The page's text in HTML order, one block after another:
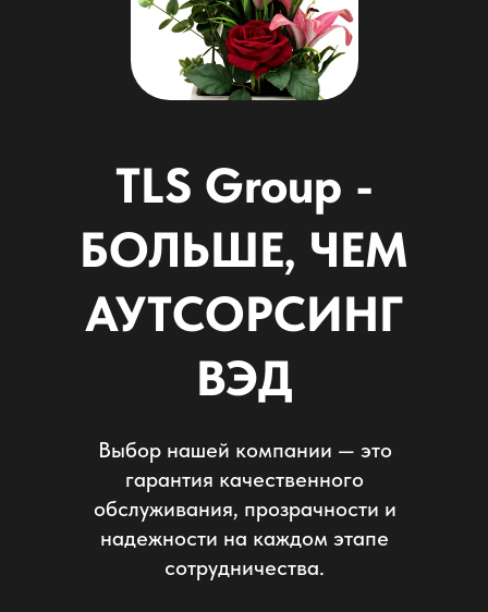
Выбор нашей компании — это
гарантия качественного
обслуживания, прозрачности и
надежности на каждом этапе
сотрудничества.
TLS Group -
БОЛЬШЕ, ЧЕМ
АУТСОРСИНГ
ВЭД